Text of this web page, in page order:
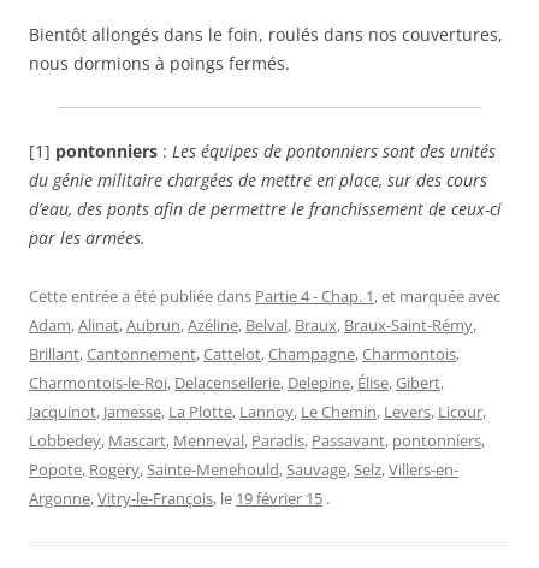
Bientôt allongés dans le foin, roulés dans nos couvertures,
nous dormions à poings fermés.
[1] pontonniers : Les équipes de pontonniers sont des unités
du génie militaire chargées de mettre en place, sur des cours
d’eau, des ponts afin de permettre le franchissement de ceux-ci
par les armées.
Cette entrée a été publiée dans Partie 4 - Chap. 1, et marquée avec
Adam,Alinat,Aubrun,Azéline, Belval, Braux, Braux-Saint-Rémy,
Brillant,Cantonnement,Cattelot,Champagne,Charmontois,
Charmontois-le-Roi, Delacensellerie, Delepine, Élise,Gibert,
Jacquinot, Jamesse, La Plotte, Lannoy, Le Chemin, Levers, Licour,
Lobbedey, Mascart, Menneval, Paradis, Passavant, pontonniers,
Popote, Rogery, Sainte-Menehould, Sauvage, Selz,Villers-en-
Argonne,Vitry-le-François, le 19 février 15 .